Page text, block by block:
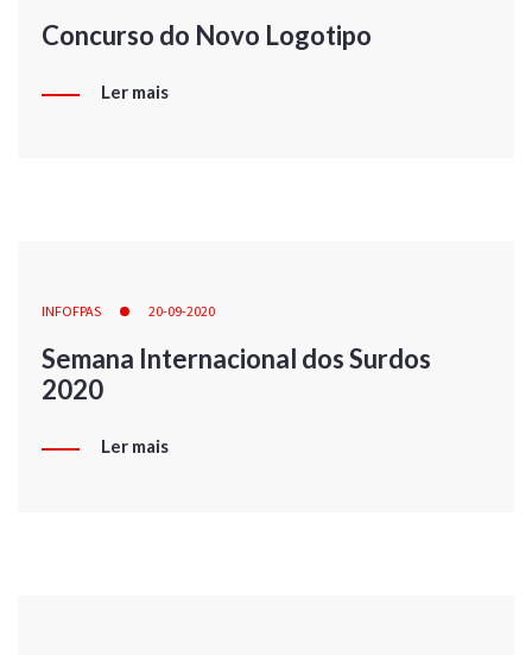
Concurso do Novo Logotipo
Ler mais
INFOFPAS 20-09-2020
Semana Internacional dos Surdos
2020
Ler mais